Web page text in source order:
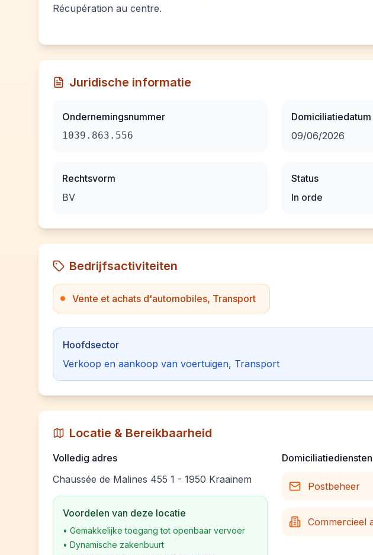
Récupération au centre.
Juridische informatie
Ondernemingsnummer
1039.863.556
Rechtsvorm
BV
Domiciliatiedatum
09/06/2026
Status
In orde
Bedrijfsactiviteiten
Vente et achats d'automobiles, Transport
Hoofdsector
Verkoop en aankoop van voertuigen, Transport
Locatie & Bereikbaarheid
Volledig adres
Chaussée de Malines 455 1 - 1950 Kraainem
Voordelen van deze locatie
• Gemakkelijke toegang tot openbaar vervoer
• Dynamische zakenbuurt
Domiciliatiediensten
Postbeheer
Commercieel